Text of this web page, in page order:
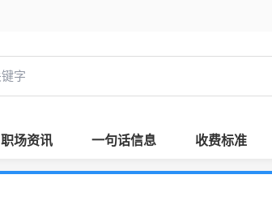
职场资讯 一句话信息 收费标准